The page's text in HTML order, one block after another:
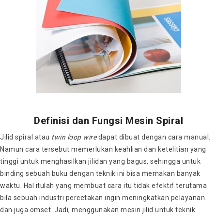
Definisi dan Fungsi Mesin Spiral
Jilid spiral atau twin loop wiredapat dibuat dengan cara manual.
Namun cara tersebut memerlukan keahlian dan ketelitian yang
tinggi untuk menghasilkan jilidan yang bagus, sehingga untuk
binding sebuah buku dengan teknik ini bisa memakan banyak
waktu. Hal itulah yang membuat cara itu tidak efektif terutama
bila sebuah industri percetakan ingin meningkatkan pelayanan
dan juga omset. Jadi, menggunakan mesin jilid untuk teknik